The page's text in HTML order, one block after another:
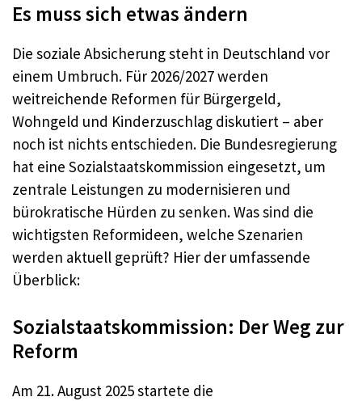
Es muss sich etwas ändern
Die soziale Absicherung steht in Deutschland vor
einem Umbruch. Für 2026/2027 werden
weitreichende Reformen für Bürgergeld,
Wohngeld und Kinderzuschlag diskutiert – aber
noch ist nichts entschieden. Die Bundesregierung
hat eine Sozialstaatskommission eingesetzt, um
zentrale Leistungen zu modernisieren und
bürokratische Hürden zu senken. Was sind die
wichtigsten Reformideen, welche Szenarien
werden aktuell geprüft? Hier der umfassende
Überblick:
Sozialstaatskommission: Der Weg zur
Reform
Am 21. August 2025 startete die